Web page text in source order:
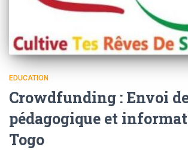
EDUCATION
Crowdfunding : Envoi
pédagogique et
Togo